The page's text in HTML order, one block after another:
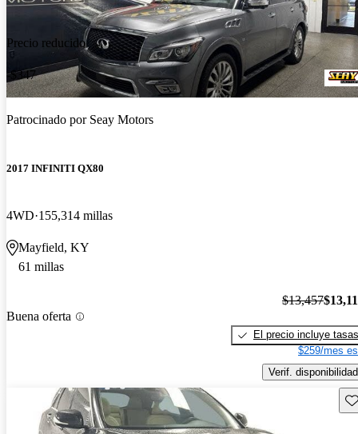
Precio reducido
-$347
Patrocinado por Seay Motors
2017 INFINITI QX80
4WD 155,314 millas
Mayfield, KY
61 millas
Buena oferta
$13,457
El precio incluye tasas
$259/mes
Verif. disponibilidad